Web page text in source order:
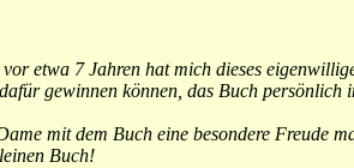
etwa 7 Jahren hat mich dieses
gewinnen können, das Buch
mit dem Buch eine besondere Freude
Buch!